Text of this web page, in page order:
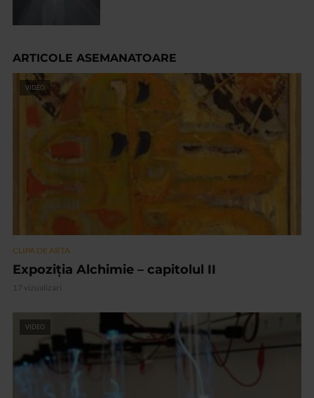
ARTICOLE ASEMANATOARE
VIDEO
CLIPA DE ARTA
Expoziția Alchimie – capitolul II
17 vizualizari
VIDEO